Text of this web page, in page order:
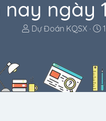
nay ngày
T
d
s
Dự Đoán KQSX
g
ử
i